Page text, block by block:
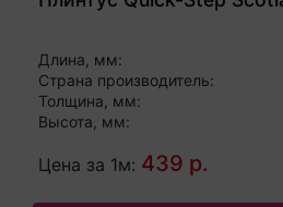
Длина, мм:
Страна производитель:
Толщина, мм:
Высота, мм:
Цена за 1м: 439 р.